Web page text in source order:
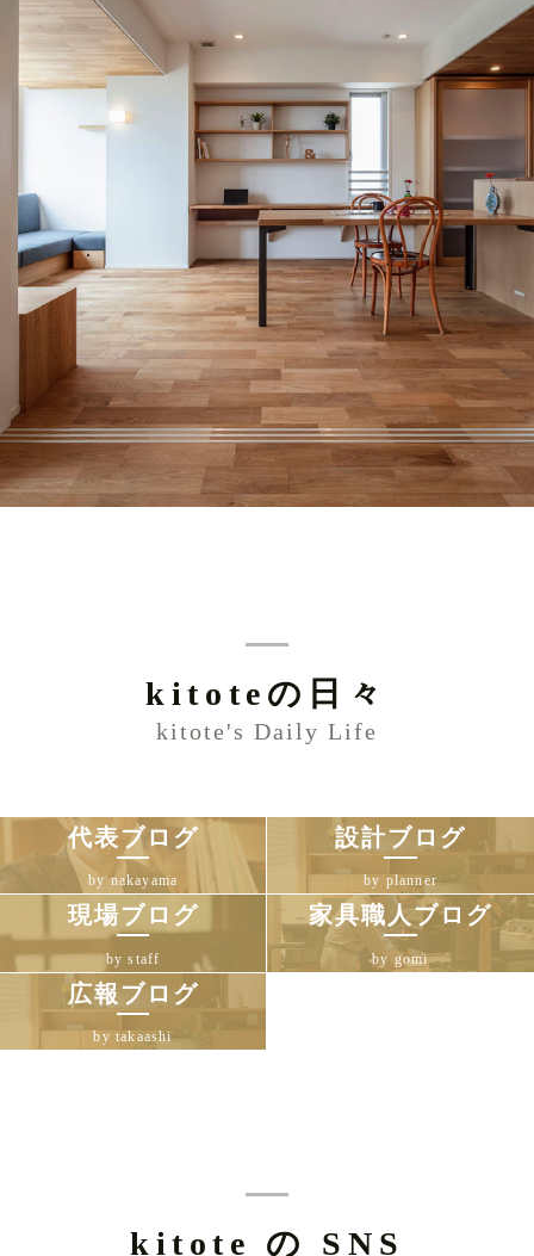
kitoteの日々
kitote's Daily Life
代表ブログ
by nakayama
設計ブログ
by planner
現場ブログ
by staff
家具職人ブログ
by gomi
広報ブログ
by takaashi
kitote の SNS